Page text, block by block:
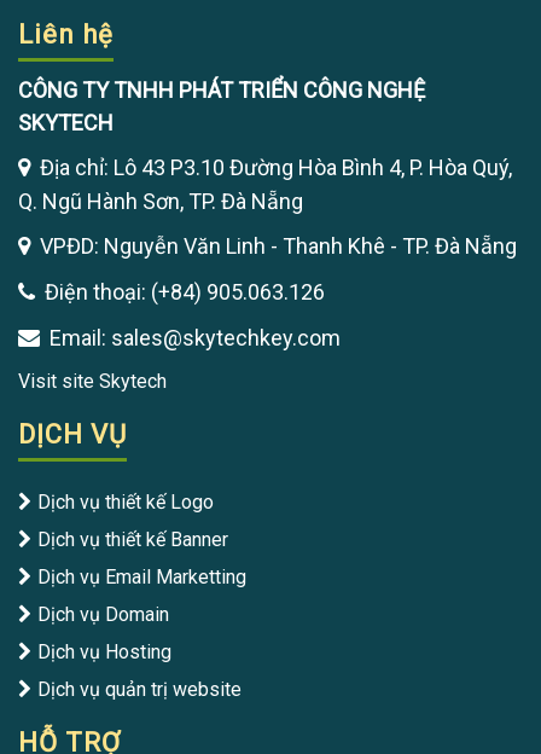
Liên hệ
CÔNG TY TNHH PHÁT TRIỂN CÔNG NGHỆ
SKYTECH
Địa chỉ: Lô 43 P3.10 Đường Hòa Bình 4, P. Hòa Quý,
Q. Ngũ Hành Sơn, TP. Đà Nẵng
VPĐD: Nguyễn Văn Linh - Thanh Khê - TP. Đà Nẵng
Điện thoại: (+84) 905.063.126
Email: sales@skytechkey.com
Visit site Skytech
DỊCH VỤ
Dịch vụ thiết kế Logo
Dịch vụ thiết kế Banner
Dịch vụ Email Marketting
Dịch vụ Domain
Dịch vụ Hosting
Dịch vụ quản trị website
HỖ TRỢ